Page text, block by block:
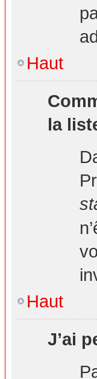
Haut
la
Haut
J’ai